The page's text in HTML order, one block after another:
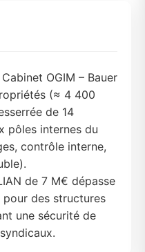
OGIM – Bauer
(≈ 4 400
de 14
pôles internes du
contrôle interne,
de 7 M€ dépasse
des structures
une sécurité de